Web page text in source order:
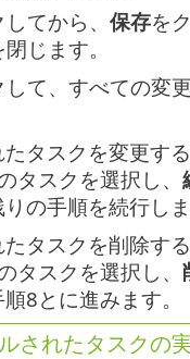
てから、 保存を
じます。
して、すべての変
タスクを変更す
タスクを選択し、
の手順を続行しま
タスクを削除す
タスクを選択し、
8とに進みます。
されたタスクの